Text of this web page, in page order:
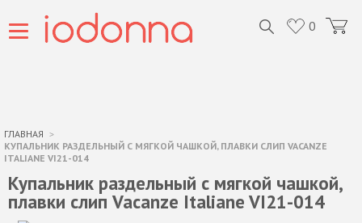
0
ГЛАВНАЯ
КУПАЛЬНИК РАЗДЕЛЬНЫЙ С МЯГКОЙ ЧАШКОЙ, ПЛАВКИ СЛИП VACANZE
ITALIANE VI21-014
Купальник раздельный с мягкой чашкой,
плавки слип Vacanze Italiane VI21-014